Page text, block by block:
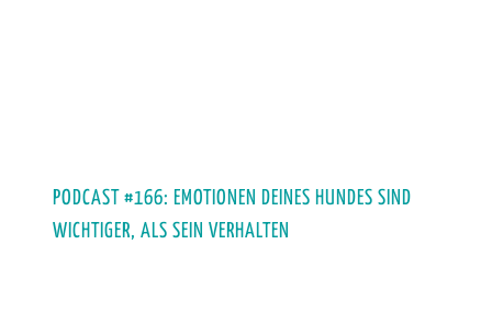
PODCAST #166: EMOTIONEN DEINES HUNDES SIND
WICHTIGER, ALS SEIN VERHALTEN